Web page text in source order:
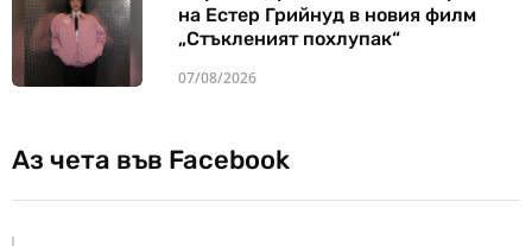
на Естер Грийнуд в новия филм
„Стъкленият похлупак“
07/08/2026
Аз чета във Facebook